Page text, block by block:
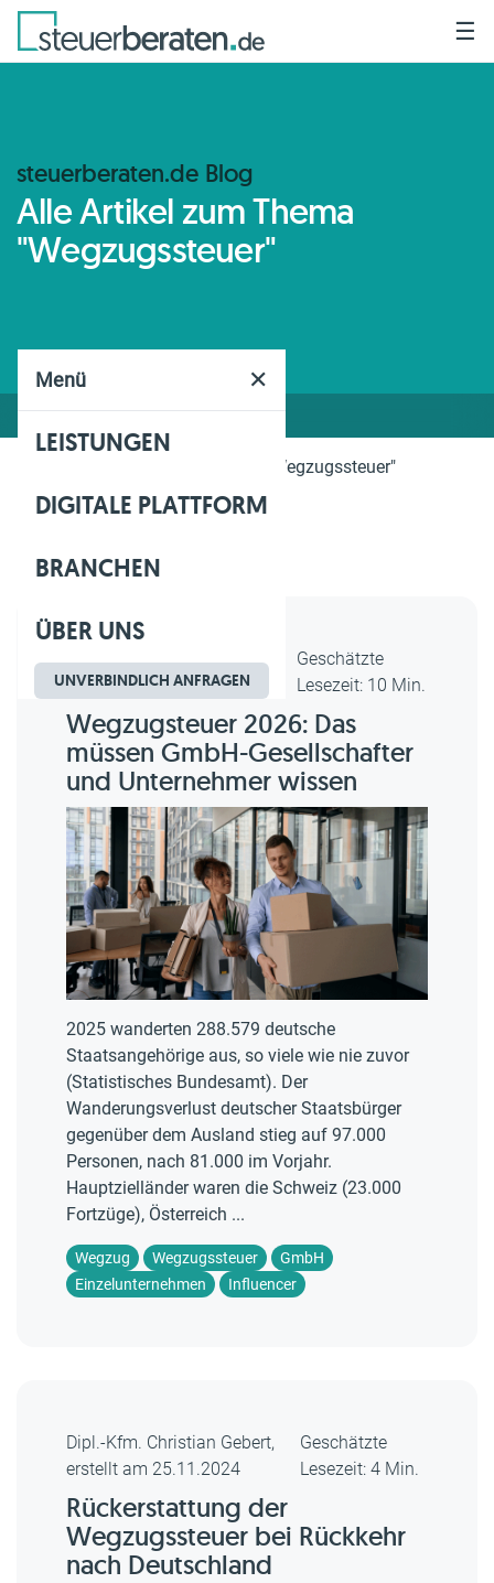
Menü ✕
LEISTUNGEN
DIGITALE PLATTFORM
BRANCHEN
ÜBER UNS
UNVERBINDLICH ANFRAGEN
☰
steuerberaten.de Blog
Alle Artikel zum Thema
"Wegzugssteuer"
"Wegzugssteuer"
Dipl.-Kfm. Christian Gebert,
erstellt am 19.06.2026
Geschätzte
Lesezeit: 10 Min.
Wegzugsteuer 2026: Das
müssen GmbH-Gesellschafter
und Unternehmer wissen
2025 wanderten 288.579 deutsche
Staatsangehörige aus, so viele wie nie zuvor
(Statistisches Bundesamt). Der
Wanderungsverlust deutscher Staatsbürger
gegenüber dem Ausland stieg auf 97.000
Personen, nach 81.000 im Vorjahr.
Hauptzielländer waren die Schweiz (23.000
Fortzüge), Österreich ...
Wegzug Wegzugssteuer
GmbH
Einzelunternehmen
Influencer
Dipl.-Kfm. Christian Gebert,
erstellt am 25.11.2024
Geschätzte
Lesezeit: 4 Min.
Rückerstattung der
Wegzugssteuer bei Rückkehr
nach Deutschland